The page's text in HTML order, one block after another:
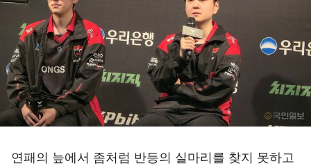
연패의 늪에서 좀처럼 반등의 실마리를 찾지 못하고